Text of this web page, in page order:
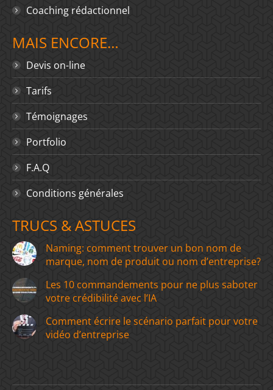
Coaching rédactionnel
MAIS ENCORE…
Devis on-line
Tarifs
Témoignages
Portfolio
F.A.Q
Conditions générales
TRUCS & ASTUCES
Naming: comment trouver un bon nom de
marque, nom de produit ou nom d’entreprise?
Les 10 commandements pour ne plus saboter
votre crédibilité avec l’IA
Comment écrire le scénario parfait pour votre
vidéo d’entreprise